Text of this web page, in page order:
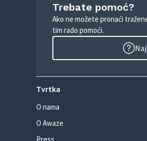
Trebate pomoć?
Ako ne možete pronaći
tim rado pomoći.
Tvrtka
O nama
O Awaze